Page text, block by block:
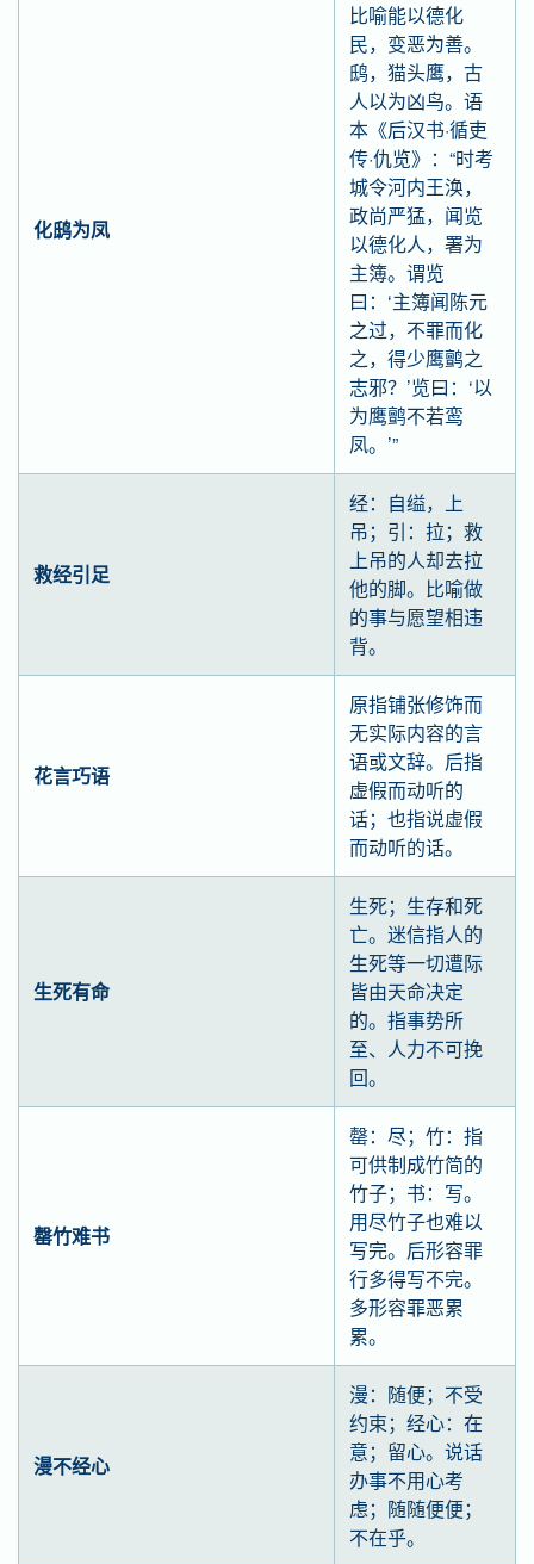
化鸱为凤
比喻能以德化
民，变恶为善。
鸱，猫头鹰，古
人以为凶鸟。语
本《后汉书·循吏
传·仇览》：“时考
城令河内王涣，
政尚严猛，闻览
以德化人，署为
主簿。谓览
曰：‘主簿闻陈元
之过，不罪而化
之，得少鹰鹯之
志邪？’览曰：‘以
为鹰鹯不若鸾
凤。’”
救经引足
经：自缢，上
吊；引：拉；救
上吊的人却去拉
他的脚。比喻做
的事与愿望相违
背。
花言巧语
原指铺张修饰而
无实际内容的言
语或文辞。后指
虚假而动听的
话；也指说虚假
而动听的话。
生死有命
生死；生存和死
亡。迷信指人的
生死等一切遭际
皆由天命决定
的。指事势所
至、人力不可挽
回。
罄竹难书
罄：尽；竹：指
可供制成竹简的
竹子；书：写。
用尽竹子也难以
写完。后形容罪
行多得写不完。
多形容罪恶累
累。
漫不经心
漫：随便；不受
约束；经心：在
意；留心。说话
办事不用心考
虑；随随便便；
不在乎。